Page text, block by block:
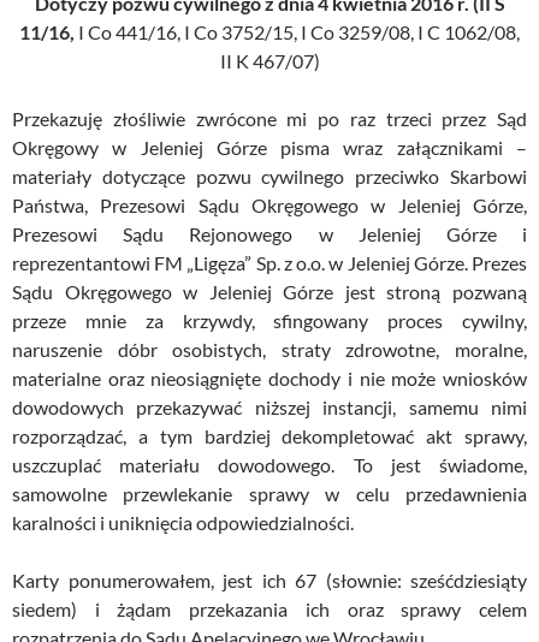
11/16, I Co 441/16, I Co 3752/15, I Co 3259/08, I C 1062/08,
II K 467/07)
Przekazuję złośliwie zwrócone mi po raz trzeci przez Sąd
Okręgowy w Jeleniej Górze pisma wraz załącznikami –
materiały dotyczące pozwu cywilnego przeciwko Skarbowi
Państwa, Prezesowi Sądu Okręgowego w Jeleniej Górze,
Prezesowi Sądu Rejonowego w Jeleniej Górze i
reprezentantowi FM „Ligęza” Sp. z o.o. w Jeleniej Górze. Prezes
Sądu Okręgowego w Jeleniej Górze jest stroną pozwaną
przeze mnie za krzywdy, sfingowany proces cywilny,
naruszenie dóbr osobistych, straty zdrowotne, moralne,
materialne oraz nieosiągnięte dochody i nie może wniosków
dowodowych przekazywać niższej instancji, samemu nimi
rozporządzać, a tym bardziej dekompletować akt sprawy,
uszczuplać materiału dowodowego. To jest świadome,
samowolne przewlekanie sprawy w celu przedawnienia
karalności i uniknięcia odpowiedzialności.
Karty ponumerowałem, jest ich 67 (słownie: sześćdziesiąty
siedem) i żądam przekazania ich oraz sprawy celem
rozpatrzenia do Sądu Apelacyjnego we Wrocławiu.